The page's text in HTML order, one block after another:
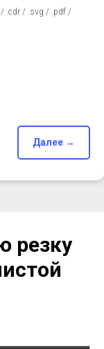
.cdr / .svg / .pdf /
Далее →
резку